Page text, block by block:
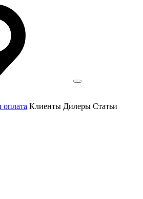
оплата Клиенты Дилеры Статьи